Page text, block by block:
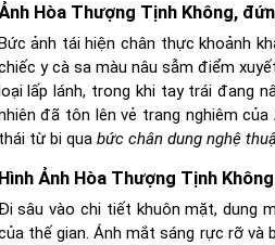
Hòa Thượng Tịnh Không,
ảnh tái hiện chân thực khoảnh
y cà sa màu nâu sẫm điểm
lấp lánh, trong khi tay trái đang
đã tôn lên vẻ trang nghiêm của
thái từ bi qua bức chân dung nghệ
Hình Ảnh Hòa Thượng Tịnh
Đi sâu vào chi tiết khuôn mặt, dung
thế gian. Ánh mắt sáng rực rỡ